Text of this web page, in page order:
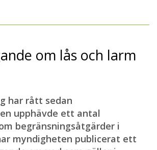
om lås och larm
har rått sedan
upphävde ett antal
begränsningsåtgärder i
myndigheten publicerat ett